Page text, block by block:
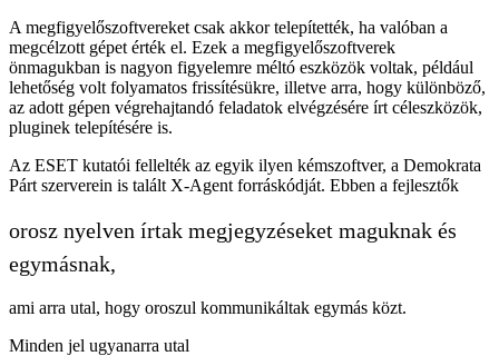
A megfigyelőszoftvereket csak akkor telepítették, ha valóban a
megcélzott gépet érték el. Ezek a megfigyelőszoftverek
önmagukban is nagyon figyelemre méltó eszközök voltak, például
lehetőség volt folyamatos frissítésükre, illetve arra, hogy különböző,
az adott gépen végrehajtandó feladatok elvégzésére írt céleszközök,
pluginek telepítésére is.
Az ESET kutatói fellelték az egyik ilyen kémszoftver, a Demokrata
Párt szerverein is talált X-Agent forráskódját. Ebben a fejlesztők
orosz nyelven írtak megjegyzéseket maguknak és
egymásnak,
ami arra utal, hogy oroszul kommunikáltak egymás közt.
Minden jel ugyanarra utal